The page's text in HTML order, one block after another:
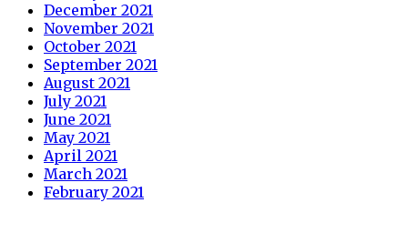
December 2021
November 2021
October 2021
September 2021
August 2021
July 2021
June 2021
May 2021
April 2021
March 2021
February 2021